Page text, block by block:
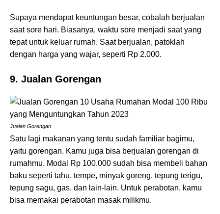
Supaya mendapat keuntungan besar, cobalah berjualan
saat sore hari. Biasanya, waktu sore menjadi saat yang
tepat untuk keluar rumah. Saat berjualan, patoklah
dengan harga yang wajar, seperti Rp 2.000.
9. Jualan Gorengan
Jualan Gorengan
Satu lagi makanan yang tentu sudah familiar bagimu,
yaitu gorengan. Kamu juga bisa berjualan gorengan di
rumahmu. Modal Rp 100.000 sudah bisa membeli bahan
baku seperti tahu, tempe, minyak goreng, tepung terigu,
tepung sagu, gas, dan lain-lain. Untuk perabotan, kamu
bisa memakai perabotan masak milikmu.